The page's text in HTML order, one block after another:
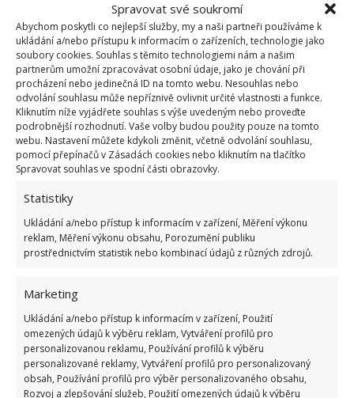
Spravovat své soukromí
Abychom poskytli co nejlepší služby, my a naši partneři používáme k
ukládání a/nebo přístupu k informacím o zařízeních, technologie jako
soubory cookies. Souhlas s těmito technologiemi nám a našim
partnerům umožní zpracovávat osobní údaje, jako je chování při
procházení nebo jedinečná ID na tomto webu. Nesouhlas nebo
odvolání souhlasu může nepříznivě ovlivnit určité vlastnosti a funkce.
Kliknutím níže vyjádřete souhlas s výše uvedeným nebo proveďte
podrobnější rozhodnutí. Vaše volby budou použity pouze na tomto
webu. Nastavení můžete kdykoli změnit, včetně odvolání souhlasu,
pomocí přepínačů v Zásadách cookies nebo kliknutím na tlačítko
Spravovat souhlas ve spodní části obrazovky.
Statistiky
Ukládání a/nebo přístup k informacím v zařízení, Měření výkonu
reklam, Měření výkonu obsahu, Porozumění publiku
prostřednictvím statistik nebo kombinací údajů z různých zdrojů.
Marketing
Ukládání a/nebo přístup k informacím v zařízení, Použití
omezených údajů k výběru reklam, Vytváření profilů pro
personalizovanou reklamu, Používání profilů k výběru
personalizované reklamy, Vytváření profilů pro personalizovaný
obsah, Používání profilů pro výběr personalizovaného obsahu,
Rozvoj a zlepšování služeb, Použití omezených údajů k výběru
Další dekorací, která se bude hodit na zahradu, jsou
květináče z pneumatik. Vypadá to elegantně, dobře
a není to náročné. Budete potřebovat pevnou desku
jako podklad, barvy dle vašeho výběru a květiny, jež
do nich umístíte.Pneumatiku nejprve nabarvěte a
nechte ji uschnout. Poté na spodek pneumatiky
díry. Do pneumatiky přesuňte dostatečně množství
hlíny a květinu opatrně přesaďte.
Zdroj:Diyways